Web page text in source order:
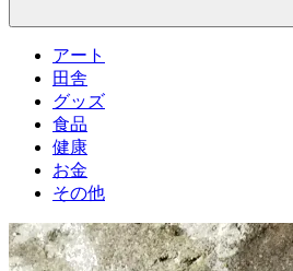
アート
田舎
グッズ
食品
健康
お金
その他